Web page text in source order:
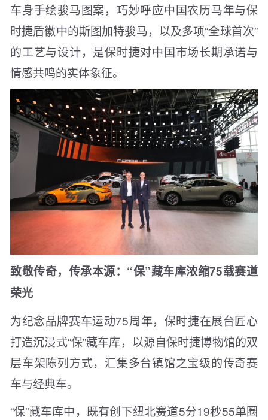
车身手绘骏马图案，巧妙呼应中国农历马年与保
时捷盾徽中的斯图加特骏马，以及多项“全球首次”
的工艺与设计，是保时捷对中国市场长期承诺与
情感共鸣的实体象征。
致敬传奇， 传承本源：“保”藏车库浓缩75载赛道
荣光
为纪念品牌赛车运动75周年，保时捷在展台匠心
打造沉浸式“保”藏车库，以源自保时捷博物馆的双
层车架陈列方式，汇集多台镇馆之宝级的传奇赛
车与经典车。
“保”藏车库中，既有创下纽北赛道5分19秒55单圈